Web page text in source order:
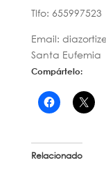
Tlfo: 655997523
Email:
Santa Eufemia
Compártelo:
Relacionado